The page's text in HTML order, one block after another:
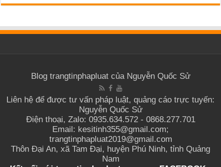
Blog trangtinphapluat của Nguyễn Quốc Sử
Liên hệ để được tư vấn pháp luật, quảng cáo trực tuyến:
Nguyễn Quốc Sử
Điện thoại, Zalo: 0935.634.572 - 0868.277.701
Email: kesitinh355@gmail.com;
trangtinphapluat2019@gmail.com
Thôn Đại An, xã Tam Đại, huyện Phú Ninh, tỉnh Quảng
Nam